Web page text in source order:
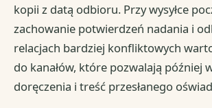
kopii z datą odbioru. Przy wysyłce
zachowanie potwierdzeń nadania i
relacjach bardziej konfliktowych
do kanałów, które pozwalają później
doręczenia i treść przesłanego